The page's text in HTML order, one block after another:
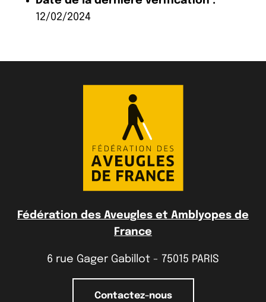
12/02/2024
Fédération des Aveugles et Amblyopes de
France
6 rue Gager Gabillot - 75015 PARIS
Contactez-nous